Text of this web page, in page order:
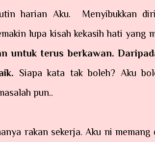
harian Aku. Menyibukkan
lupa kisah kekasih hati yang
untuk terus berkawan.
Siapa kata tak boleh? Aku
pun..
rakan sekerja. Aku ni